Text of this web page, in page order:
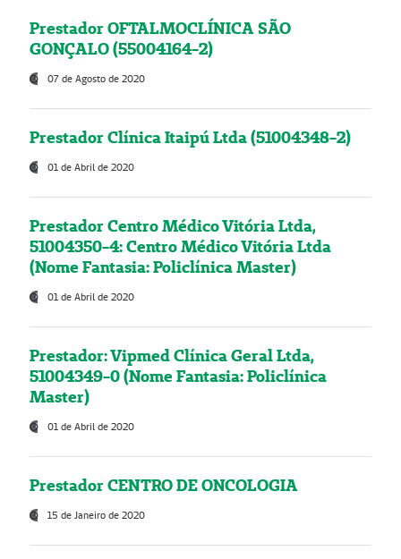
Prestador OFTALMOCLÍNICA SÃO
GONÇALO (55004164-2)
07 de Agosto de 2020
Prestador Clínica Itaipú Ltda (51004348-2)
01 de Abril de 2020
Prestador Centro Médico Vitória Ltda,
51004350-4: Centro Médico Vitória Ltda
(Nome Fantasia: Policlínica Master)
01 de Abril de 2020
Prestador: Vipmed Clínica Geral Ltda,
51004349-0 (Nome Fantasia: Policlínica
Master)
01 de Abril de 2020
Prestador CENTRO DE ONCOLOGIA
15 de Janeiro de 2020